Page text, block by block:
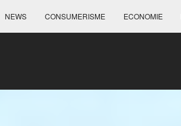
NEWS CONSUMERISME ECONOMIE